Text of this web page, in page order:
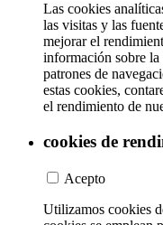
Las cookies
las visitas y las
mejorar el
información sobre la
patrones de
estas cookies,
el rendimiento de
cookies de
Acepto
Utilizamos cookies